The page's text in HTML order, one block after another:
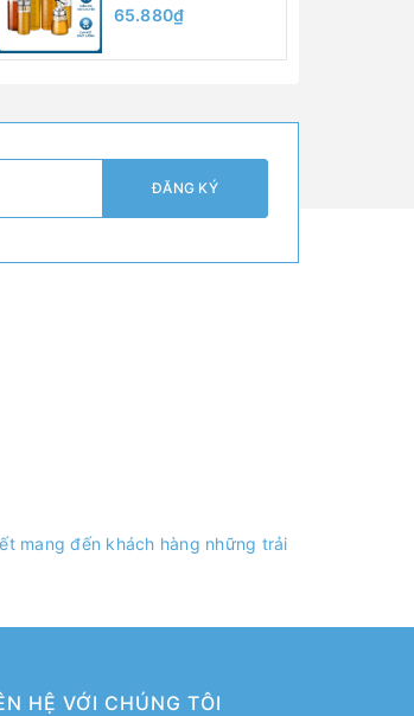
Đựng Dầu Ăn, Nước
Mắm, Xì Dầu 200ml
Borosilicate
65.880₫
ĐĂNG KÝ
mang đến khách hàng những trải
HỆ VỚI CHÚNG TÔI